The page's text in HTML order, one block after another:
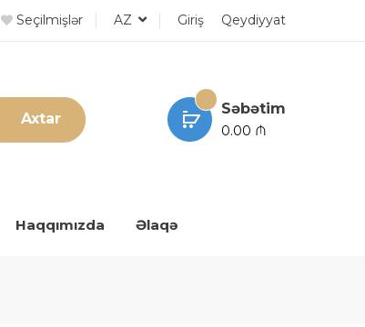
Seçilmişlər AZ Giriş Qeydiyyat
Axtar
Səbətim
0.00 ₼
Haqqımızda Əlaqə